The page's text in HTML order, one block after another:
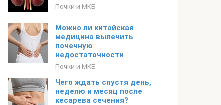
Почки и МКБ
Можно ли китайская
медицина вылечить
почечную
недостаточности
Почки и МКБ
Чего ждать спустя день,
неделю и месяц после
кесарева сечения?